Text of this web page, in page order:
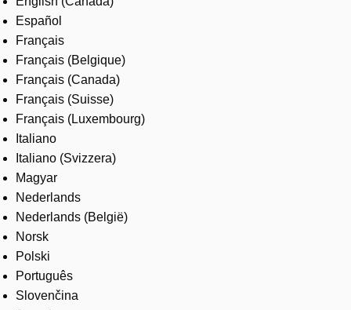
Español
Français
Français (Belgique)
Français (Canada)
Français (Suisse)
Français (Luxembourg)
Italiano
Italiano (Svizzera)
Magyar
Nederlands
Nederlands (België)
Norsk
Polski
Português
Slovenčina